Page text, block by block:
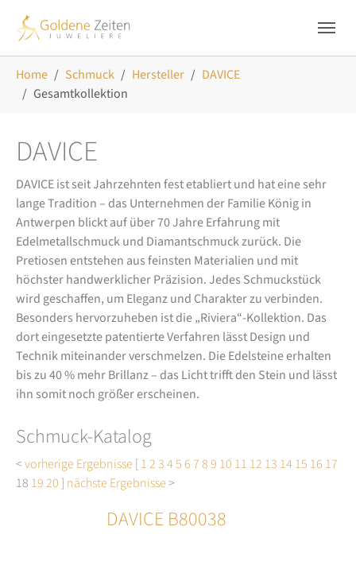
Home Schmuck Hersteller
DAVICE
Gesamtkollektion
DAVICE
DAVICE ist seit Jahrzehnten fest etabliert und hat eine sehr
lange Tradition – das Unternehmen der Familie König in
Antwerpen blickt auf über 70 Jahre Erfahrung mit
Edelmetallschmuck und Diamantschmuck zurück. Die
Pretiosen entstehen aus feinsten Materialien und mit
höchster handwerklicher Präzision. Jedes Schmuckstück
wird geschaffen, um Eleganz und Charakter zu verbinden.
Besonders hervorzuheben ist die „Riviera“-Kollektion. Das
dort eingesetzte patentierte Verfahren lässt Design und
Technik miteinander verschmelzen. Die Edelsteine erhalten
bis zu 40 % mehr Brillanz – das Licht trifft den Stein und lässt
ihn somit noch größer erscheinen.
Schmuck-Katalog
<vorherige Ergebnisse [123456 789 10 11 12 13 14 15 16 17
18 1920] nächste Ergebnisse>
DAVICE B80038